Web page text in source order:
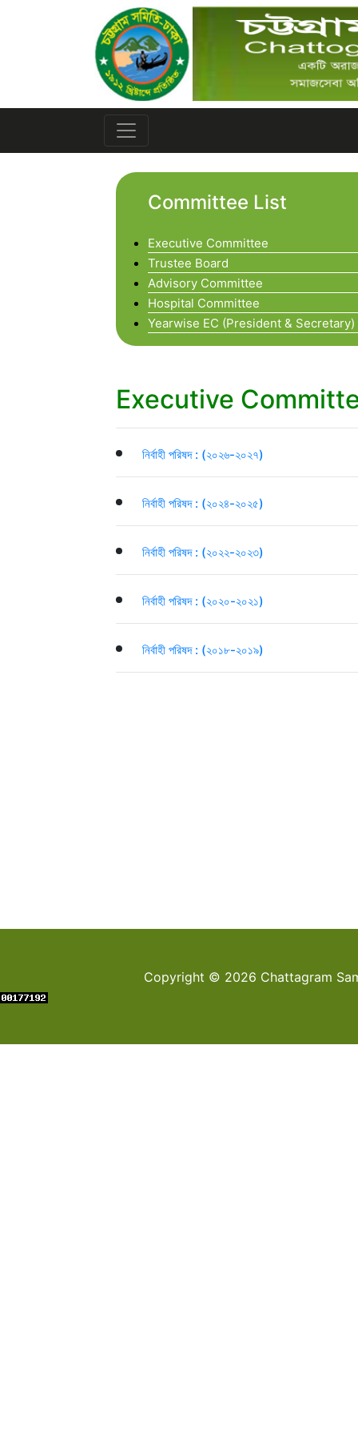
Committee List
Executive Committee
Trustee Board
Advisory Committee
Hospital Committee
Yearwise EC (President & Secretary)
Executive
নির্বাহী পরিষদ : (২০২৬-২০২৭)
নির্বাহী পরিষদ : (২০২৪-২০২৫)
নির্বাহী পরিষদ : (২০২২-২০২৩)
নির্বাহী পরিষদ : (২০২০-২০২১)
নির্বাহী পরিষদ : (২০১৮-২০১৯)
Copyright © 2026 Chattagram